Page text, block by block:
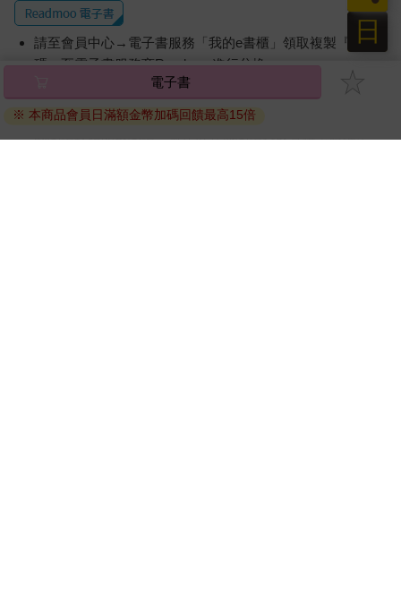
請至會員中心→電子書服務「我的e書櫃」領取複製『兌換
碼』至電子書服務商Readmoo進行兌換。
因版權保護，您在金石堂所購買的電子書僅能以金石堂專屬
的閱讀軟體開啟閱讀，無法以其他閱讀器或直接下載檔案。
電子書
※ 本商品會員日滿額金幣加碼回饋最高15倍
日